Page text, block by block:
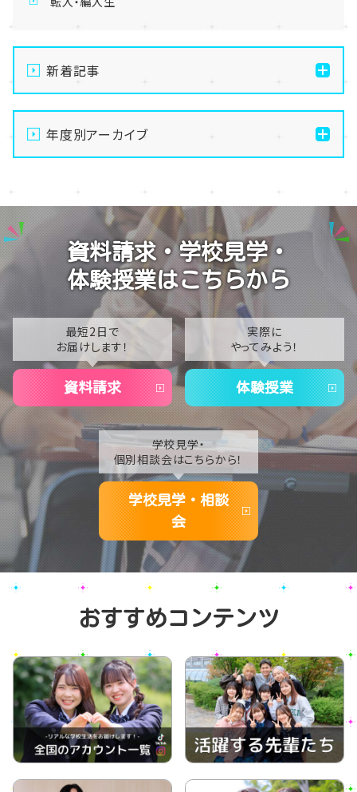
新着記事
【名護市にある通信制高校】🎀💕メイク・美容専攻体験
授業🎀💕【8月22日（土）】
【名護市にある通信制高校】夏祭り延期のお知らせ
ンパス開催！学校の雰囲気を体感しよう✨
【名護市にある通信制高校】スマホから離れてリフレッ
シュ！ものづくり体験
【名護市にある通信制高校】夏季休業（夏期休校）期間
のお知らせ🎐
年度別アーカイブ
2025
2024
2023
2021
2020
資料請求・学校見学・
体験授業はこちらから
最短2日で
お届けします！
資料請求
実際に
やってみよう！
体験授業
学校見学・
個別相談会はこちらから！
学校見学・相談
会
おすすめコンテンツ